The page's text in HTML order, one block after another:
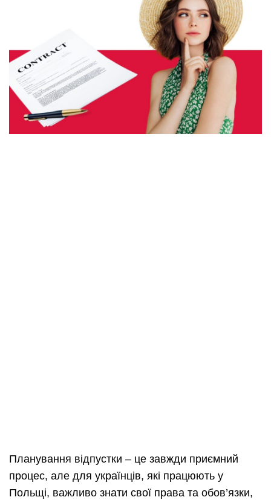
Планування відпустки – це завжди приємний
процес, але для українців, які працюють у
Польщі, важливо знати свої права та обов’язки,